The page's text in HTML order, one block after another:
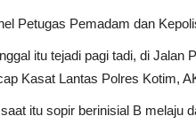
Petugas Pemadam dan
itu tejadi pagi tadi, di
Kasat Lantas Polres Kotim,
itu sopir berinisial B melaju
RAYA - Sebuah
Polisi KH 1601 TR...